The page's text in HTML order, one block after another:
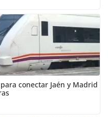
conectar Jaén y Madrid